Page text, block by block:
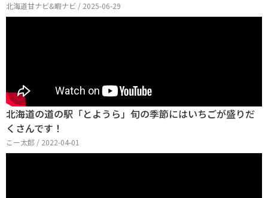
北海道甘ナビ&暇ナビ / 2025-06-29
北海道の道の駅「とようら」旬の季節にはいちごが盛りだ
くさんです！
こー太郎 / 2022-04-01